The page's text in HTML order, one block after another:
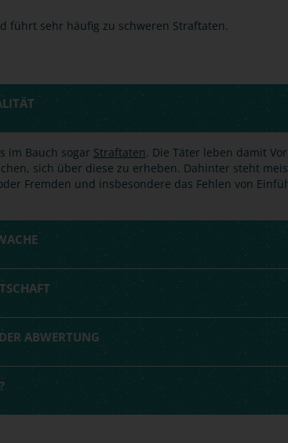
führt sehr häufig zu schweren Straftaten.
im Bauch sogar Straftaten. Die Täter leben damit
sich über diese zu erheben. Dahinter steht
Fremden und insbesondere das Fehlen von
ABWERTUNG